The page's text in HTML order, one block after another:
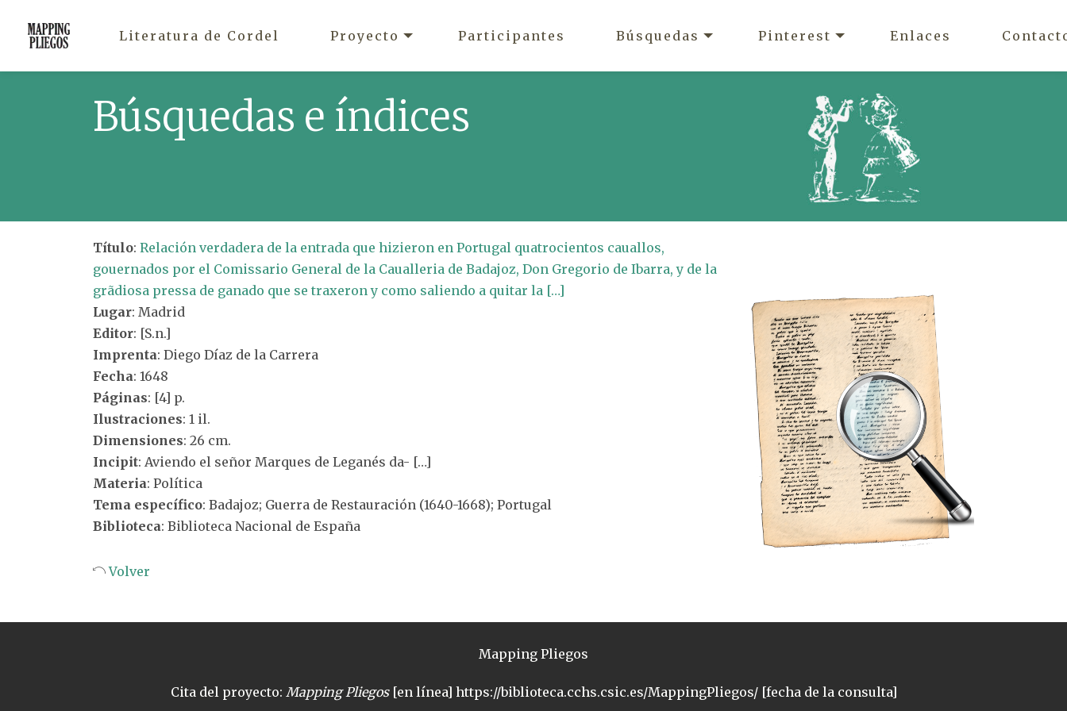
Literatura de Cordel Proyecto Participantes Búsquedas Pinterest Enlaces
Búsquedas e índices
Título: Relación verdadera de la entrada que hizieron en Portugal quatrocientos cauallos,
gouernados por el Comissario General de la Caualleria de Badajoz, Don Gregorio de Ibarra, y de la
grãdiosa pressa de ganado que se traxeron y como saliendo a quitar la […]
Lugar: Madrid
Editor: [S.n.]
Imprenta: Diego Díaz de la Carrera
Fecha: 1648
Páginas: [4] p.
Ilustraciones: 1 il.
Dimensiones: 26 cm.
Incipit: Aviendo el señor Marques de Leganés da- […]
Materia: Política
Tema específico: Badajoz; Guerra de Restauración (1640-1668); Portugal
Biblioteca: Biblioteca Nacional de España
Volver
Mapping Pliegos
Cita del proyecto: Mapping Pliegos[en línea] https://biblioteca.cchs.csic.es/MappingPliegos/ [fecha de la consulta]